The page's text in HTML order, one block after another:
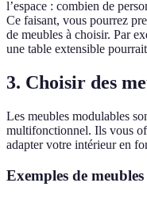
l’espace : combien de
Ce faisant, vous pourrez
de meubles à choisir. Par
une table extensible
3. Choisir des
Les meubles modulables
multifonctionnel. Ils vous
adapter votre intérieur en
Exemples de